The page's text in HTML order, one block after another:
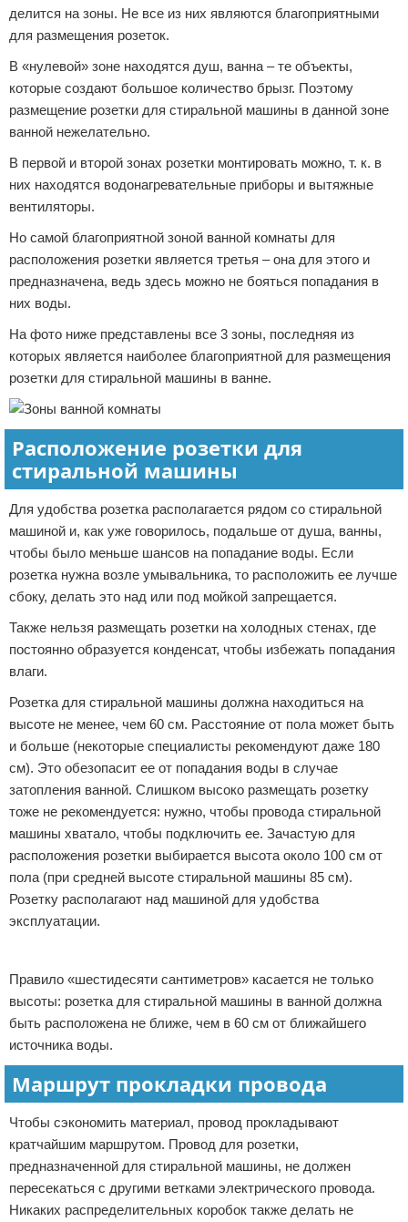
делится на зоны. Не все из них являются благоприятными
для размещения розеток.
В «нулевой» зоне находятся душ, ванна – те объекты,
которые создают большое количество брызг. Поэтому
размещение розетки для стиральной машины в данной зоне
ванной нежелательно.
В первой и второй зонах розетки монтировать можно, т. к. в
них находятся водонагревательные приборы и вытяжные
вентиляторы.
Но самой благоприятной зоной ванной комнаты для
расположения розетки является третья – она для этого и
предназначена, ведь здесь можно не бояться попадания в
них воды.
На фото ниже представлены все 3 зоны, последняя из
которых является наиболее благоприятной для размещения
розетки для стиральной машины в ванне.
Расположение розетки для
стиральной машины
Для удобства розетка располагается рядом со стиральной
машиной и, как уже говорилось, подальше от душа, ванны,
чтобы было меньше шансов на попадание воды. Если
розетка нужна возле умывальника, то расположить ее лучше
сбоку, делать это над или под мойкой запрещается.
Также нельзя размещать розетки на холодных стенах, где
постоянно образуется конденсат, чтобы избежать попадания
влаги.
Розетка для стиральной машины должна находиться на
высоте не менее, чем 60 см. Расстояние от пола может быть
и больше (некоторые специалисты рекомендуют даже 180
см). Это обезопасит ее от попадания воды в случае
затопления ванной. Слишком высоко размещать розетку
тоже не рекомендуется: нужно, чтобы провода стиральной
машины хватало, чтобы подключить ее. Зачастую для
расположения розетки выбирается высота около 100 см от
пола (при средней высоте стиральной машины 85 см).
Розетку располагают над машиной для удобства
эксплуатации.
Правило «шестидесяти сантиметров» касается не только
высоты: розетка для стиральной машины в ванной должна
быть расположена не ближе, чем в 60 см от ближайшего
источника воды.
Маршрут прокладки провода
Чтобы сэкономить материал, провод прокладывают
кратчайшим маршрутом. Провод для розетки,
предназначенной для стиральной машины, не должен
пересекаться с другими ветками электрического провода.
Никаких распределительных коробок также делать не